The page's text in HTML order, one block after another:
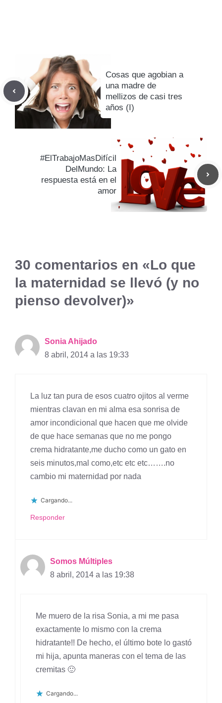
Cosas que agobian a
una madre de
mellizos de casi tres
años (I)
#ElTrabajoMasDifícil
DelMundo: La
respuesta está en el
amor
30 comentarios en «Lo que
la maternidad se llevó (y no
pienso devolver)»
Sonia Ahijado
8 abril, 2014 a las 19:33
La luz tan pura de esos cuatro ojitos al verme
mientras clavan en mi alma esa sonrisa de
amor incondicional que hacen que me olvide
de que hace semanas que no me pongo
crema hidratante,me ducho como un gato en
seis minutos,mal como,etc etc etc…….no
cambio mi maternidad por nada
Cargando...
Responder
Somos Múltiples
8 abril, 2014 a las 19:38
Me muero de la risa Sonia, a mi me pasa
exactamente lo mismo con la crema
hidratante!! De hecho, el último bote lo gastó
mi hija, apunta maneras con el tema de las
cremitas 🙂
Cargando...